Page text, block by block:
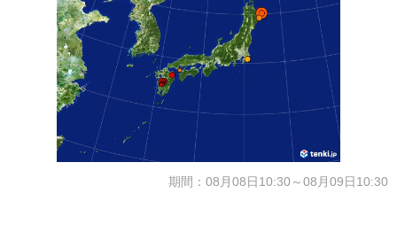
期間：08月08日10:30～08月09日10:30